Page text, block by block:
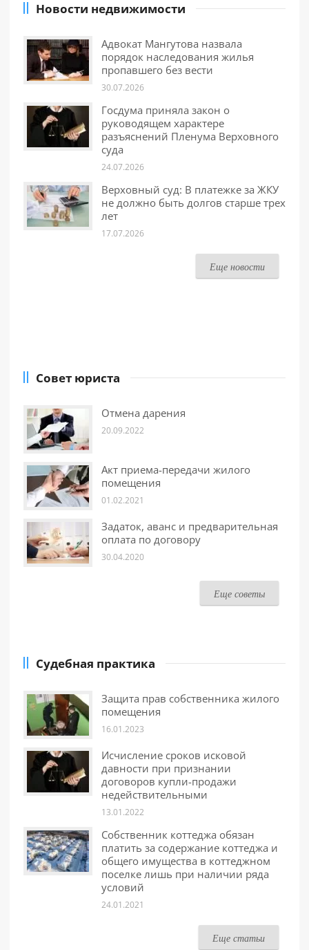
Новости недвижимости
Адвокат Мангутова назвала
порядок наследования жилья
пропавшего без вести
30.07.2026
Госдума приняла закон о
руководящем характере
разъяснений Пленума Верховного
суда
24.07.2026
Верховный суд: В платежке за ЖКУ
не должно быть долгов старше трех
лет
17.07.2026
Еще новости
Совет юриста
Отмена дарения
20.09.2022
Акт приема-передачи жилого
помещения
01.02.2021
Задаток, аванс и предварительная
оплата по договору
30.04.2020
Еще советы
Судебная практика
Защита прав собственника жилого
помещения
16.01.2023
Исчисление сроков исковой
давности при признании
договоров купли-продажи
недействительными
13.01.2022
Собственник коттеджа обязан
платить за содержание коттеджа и
общего имущества в коттеджном
поселке лишь при наличии ряда
условий
24.01.2021
Еще статьи